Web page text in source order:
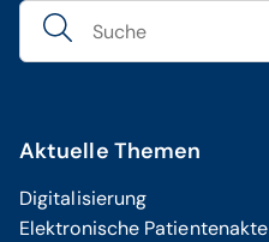
Aktuelle Themen
Digitalisierung
Elektronische Patientenakte